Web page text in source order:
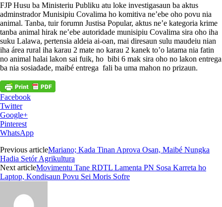
FJP Husu ba Ministeriu Publiku atu loke investigasaun ba aktus
adminstrador Munisipiu Covalima ho komitiva ne’ebe oho povu nia
animal. Tanba, tuir forumn Justisa Popular, aktus ne’e kategoria krime
tanba animal hirak ne’ebe autoridade munisipiu Covalima sira oho iha
suku Lalawa, pertensia aldeia ai-oan, mai diresaun sulu maudeiu nian
iha área rural iha karau 2 mate no karau 2 kanek to’o latama nia fatin
no animal halai lakon sai fuik, ho bibi 6 mak sira oho no lakon entrega
ba nia sosiadade, maibé entrega fali ba uma mahon no prizaun.
Facebook
Twitter
Google+
Pinterest
WhatsApp
Previous articleMariano; Kada Tinan Aprova Osan, Maibé Nungka
Hadia Setór Agrikultura
Next articleMovimentu Tane RDTL Lamenta PN Sosa Karreta ho
Laptop, Kondisaun Povu Sei Moris Sofre